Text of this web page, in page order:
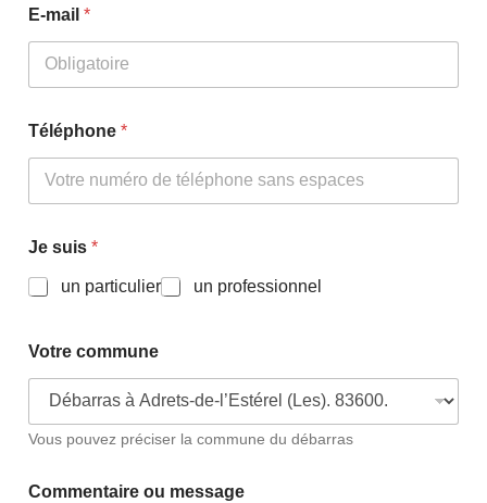
E-mail *
Téléphone *
Je suis *
un particulier un professionnel
Votre commune
Vous pouvez préciser la commune du débarras
Commentaire ou message